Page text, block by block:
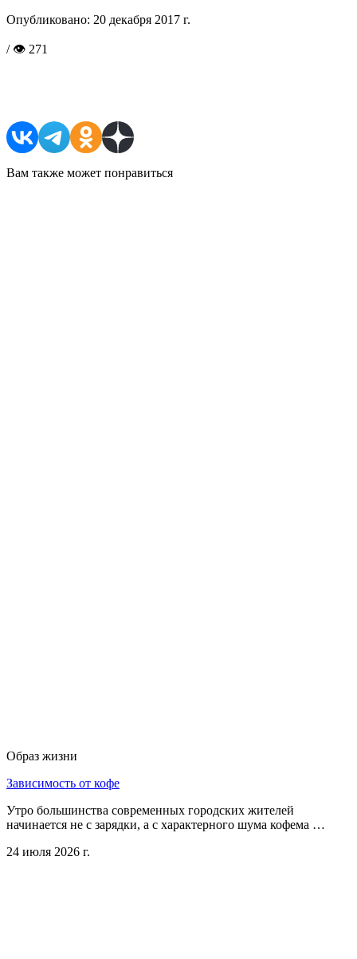
Опубликовано: 20 декабря 2017 г.
/ 👁 271
Вам также может понравиться
Образ жизни
Зависимость от кофе
Утро большинства современных городских жителей
начинается не с зарядки, а с характерного шума кофема …
24 июля 2026 г.